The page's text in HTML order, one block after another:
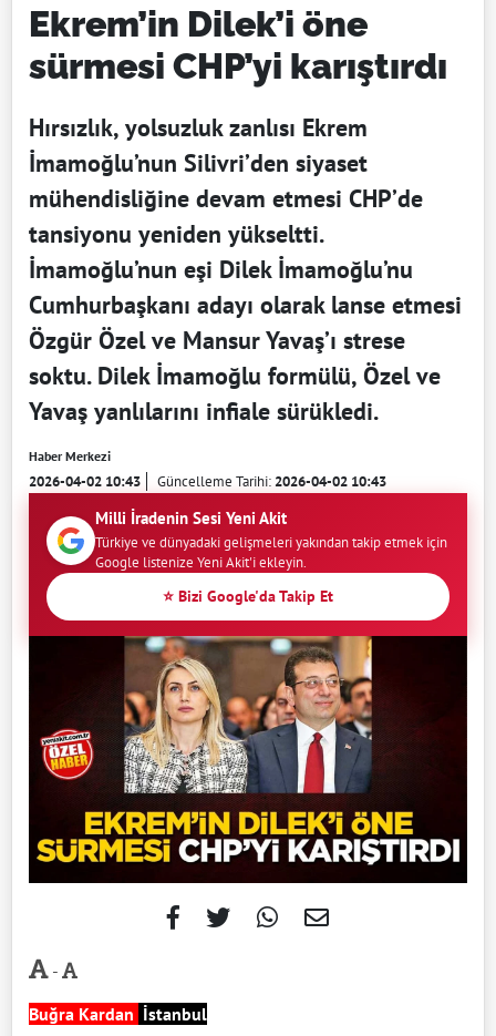
Ekrem’in Dilek’i öne
sürmesi CHP’yi karıştırdı
Hırsızlık, yolsuzluk zanlısı Ekrem
İmamoğlu’nun Silivri’den siyaset
mühendisliğine devam etmesi CHP’de
tansiyonu yeniden yükseltti.
İmamoğlu’nun eşi Dilek İmamoğlu’nu
Cumhurbaşkanı adayı olarak lanse etmesi
Özgür Özel ve Mansur Yavaş’ı strese
soktu. Dilek İmamoğlu formülü, Özel ve
Yavaş yanlılarını infiale sürükledi.
Haber Merkezi
2026-04-02 10:43 Güncelleme Tarihi:2026-04-02 10:43
Milli İradenin Sesi Yeni Akit
Türkiye ve dünyadaki gelişmeleri yakından takip etmek için
Google listenize Yeni Akit'i ekleyin.
⭐ Bizi Google'da Takip Et
-
Buğra Kardan İstanbul